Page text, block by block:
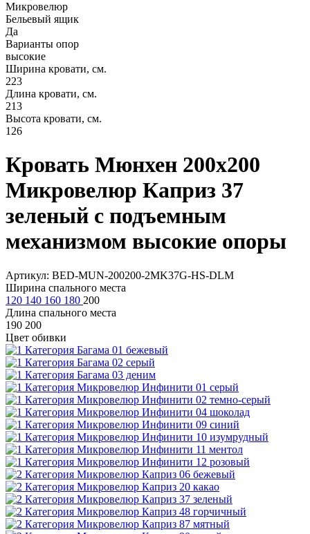
Микровелюр
Бельевый ящик
Да
Варианты опор
высокие
Ширина кровати, см.
223
Длина кровати, см.
213
Высота кровати, см.
126
Кровать Мюнхен 200х200
Микровелюр Каприз 37
зеленый с подъемным
механизмом высокие опоры
Артикул: BED-MUN-200200-2MK37G-HS-DLM
Ширина спального места
120 140 160 180 200
Длина спального места
190 200
Цвет обивки